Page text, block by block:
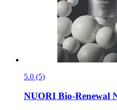
5.0 (5)
NUORI Bio-​Renewal